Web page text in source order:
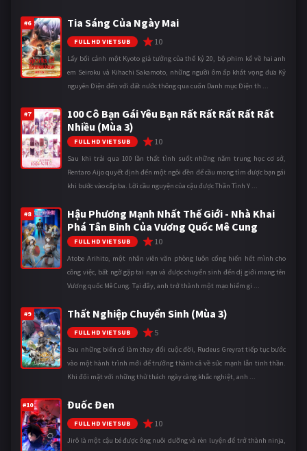
#6 Tia Sáng Của Ngày Mai
FULL HD VIETSUB 10
Lấy bối cảnh một Kyoto giả tưởng của thế kỷ 20, bộ phim kể về hai anh
em Seiroku và Kihachi Sakamoto, những người ôm ấp khát vọng đưa Kỷ
nguyên Điện đến với đất nước thông qua cuốn Danh mục Điện th ...
#7
100 Cô Bạn Gái Yêu Bạn Rất Rất Rất Rất Rất
Nhiều (Mùa 3)
FULL HD VIETSUB 10
Sau khi trải qua 100 lần thất tình suốt những năm trung học cơ sở,
Rentaro Aijo quyết định đến một ngôi đền để cầu mong tìm được bạn gái
khi bước vào cấp ba. Lời cầu nguyện của cậu được Thần Tình Y ...
#8
Hậu Phương Mạnh Nhất Thế Giới - Nhà Khai
Phá Tân Binh Của Vương Quốc Mê Cung
FULL HD VIETSUB 10
Atobe Arihito, một nhân viên văn phòng luôn cống hiến hết mình cho
công việc, bất ngờ gặp tai nạn và được chuyển sinh đến dị giới mang tên
Vương quốc Mê Cung. Tại đây, anh trở thành một mạo hiểm gi ...
#9 Thất Nghiệp Chuyển Sinh (Mùa 3)
FULL HD VIETSUB 5
Sau những biến cố làm thay đổi cuộc đời, Rudeus Greyrat tiếp tục bước
vào một hành trình mới để trưởng thành cả về sức mạnh lẫn tinh thần.
Khi đối mặt với những thử thách ngày càng khắc nghiệt, anh ...
#10 Đuốc Đen
FULL HD VIETSUB 10
Jirô là một cậu bé được ông nuôi dưỡng và rèn luyện để trở thành ninja,